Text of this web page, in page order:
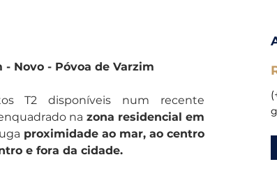
Novo - Póvoa de Varzim
T2 disponíveis num recente
na zona residencial em
proximidade ao mar, ao centro
e fora da cidade.